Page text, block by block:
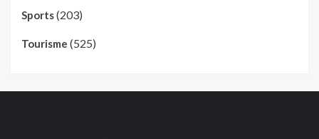
Sports(203)
Tourisme (525)